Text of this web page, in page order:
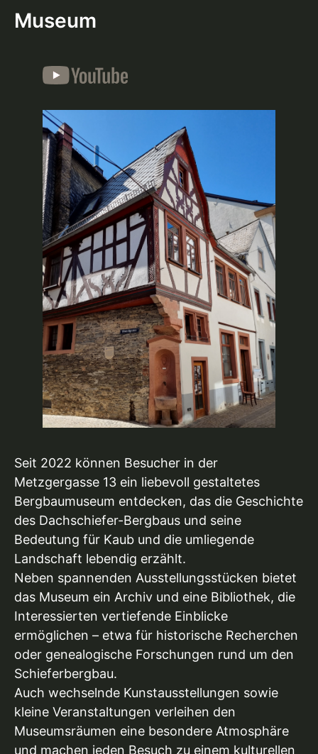
Museum
Seit 2022 können Besucher in der
Metzgergasse 13 ein liebevoll gestaltetes
Bergbaumuseum entdecken, das die Geschichte
des Dachschiefer-Bergbaus und seine
Bedeutung für Kaub und die umliegende
Landschaft lebendig erzählt.
Neben spannenden Ausstellungsstücken bietet
das Museum ein Archiv und eine Bibliothek, die
Interessierten vertiefende Einblicke
ermöglichen – etwa für historische Recherchen
oder genealogische Forschungen rund um den
Schieferbergbau.
Auch wechselnde Kunstausstellungen sowie
kleine Veranstaltungen verleihen den
Museumsräumen eine besondere Atmosphäre
und machen jeden Besuch zu einem kulturellen